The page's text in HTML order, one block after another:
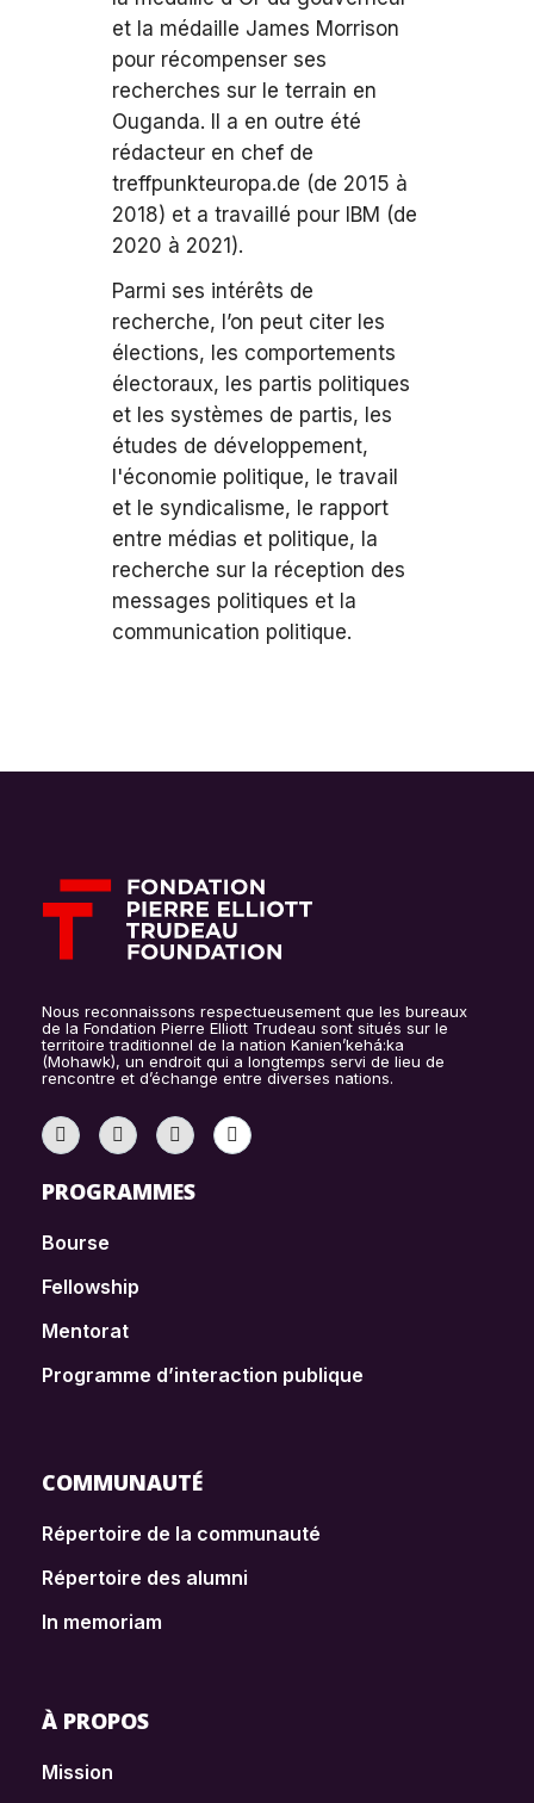
et la médaille James Morrison
pour récompenser ses
recherches sur le terrain en
Ouganda. Il a en outre été
rédacteur en chef de
treffpunkteuropa.de (de 2015 à
2018) et a travaillé pour IBM (de
2020 à 2021).
Parmi ses intérêts de
recherche, l’on peut citer les
élections, les comportements
électoraux, les partis politiques
et les systèmes de partis, les
études de développement,
l'économie politique, le travail
et le syndicalisme, le rapport
entre médias et politique, la
recherche sur la réception des
messages politiques et la
communication politique.
Nous reconnaissons respectueusement que les bureaux
de la Fondation Pierre Elliott Trudeau sont situés sur le
territoire traditionnel de la nation Kanien’kehá:ka
(Mohawk), un endroit qui a longtemps servi de lieu de
rencontre et d’échange entre diverses nations.
PROGRAMMES
Bourse
Fellowship
Mentorat
Programme d’interaction publique
COMMUNAUTÉ
Répertoire de la communauté
Répertoire des alumni
In memoriam
À PROPOS
Mission